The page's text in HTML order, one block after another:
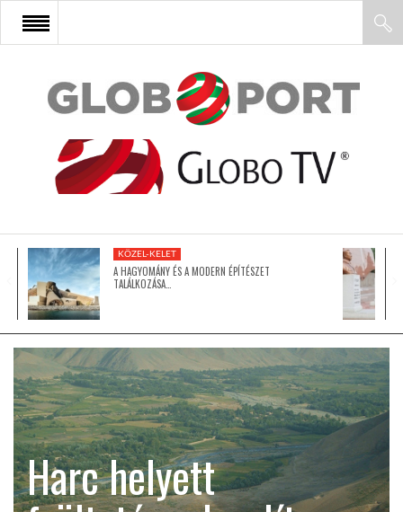
FŐOLDAL
AFRIKA
ÁZSIA
LATIN-AMERIKA
KÖZEL-KELET
AUSZTRÁLIA
KÖZEL-KELET
A HAGYOMÁNY ÉS A MODERN ÉPÍTÉSZET
TALÁLKOZÁSA…
Harc helyett